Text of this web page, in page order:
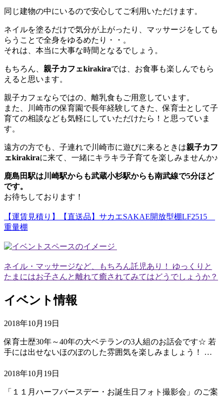
同じ建物の中にいるので安心してご利用いただけます。
ネイルを塗るだけで気分が上がったり、マッサージをしても
らうことで全身をゆるめたり・・。
それは、本当に大事な時間となるでしょう。
もちろん、 親子カフェkirakiraでは、お食事も楽しんでもら
えると思います。
親子カフェならではの、離乳食もご用意しています。
また、川崎市の保育園で長年経験してきた、保育士として子
育ての相談なども気軽にしていただけたら！と思っていま
す。
遠方の方でも、子連れで川崎市に遊びに来るときは親子カフ
ェkirakiraに来て、一緒にキラキラ子育てを楽しみませんか♪
鹿島田駅は川崎駅からも武蔵小杉駅からも南武線で5分ほど
です。
お待ちしております！
【運賃見積り】【直送品】サカエSAKAE開放型棚LF2515
重量棚
ネイル・マッサージなど、もちろん託児あり！ ゆっくりと
たまにはお子さんと離れて癒されてみてはどうでしょうか？
イベント情報
2018年10月19日
保育士歴30年～40年の大ベテランの3人組のお話会です☆ 若
手には出せないほのぼのした雰囲気を楽しみましょう！ …
2018年10月19日
「１１月ハーフバースデー・お誕生日フォト撮影会」のご案